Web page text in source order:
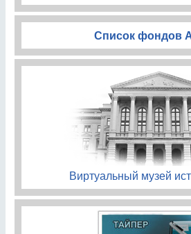
Список фондов
Виртуальный музей